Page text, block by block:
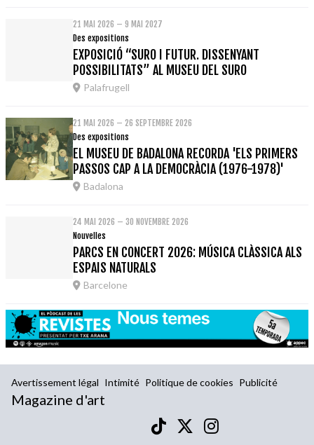
21 MAI 2026 – 9 MAI 2027
Des expositions
EXPOSICIÓ “SURO I FUTUR. DISSENYANT
POSSIBILITATS” AL MUSEU DEL SURO
Palafrugell
21 MAI 2026 – 26 SEPTEMBRE 2026
Des expositions
EL MUSEU DE BADALONA RECORDA 'ELS PRIMERS
PASSOS CAP A LA DEMOCRÀCIA (1976-1978)'
Badalona
24 MAI 2026 – 30 NOVEMBRE 2026
Nouvelles
PARCS EN CONCERT 2026: MÚSICA CLÀSSICA ALS
ESPAIS NATURALS
Barcelone
Avertissement légal Intimité Politique de cookies Publicité
Magazine d'art